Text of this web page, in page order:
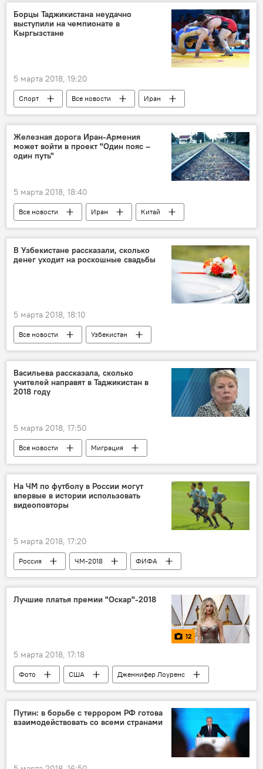
Центральная Азия
Экономика
Борцы Таджикистана неудачно
выступили на чемпионате в
Кыргызстане
5 марта 2018, 19:20
Спорт Все новости
Иран
Казахстан
Кыргызстан
Узбекистан
Бишкек
медаль
Таджикистан: свежие новости спорта
Железная дорога Иран-Армения
может войти в проект "Один пояс –
один путь"
5 марта 2018, 18:40
Все новости Иран
Китай
железная дорога
Центральная Азия
Мир
В Узбекистане рассказали, сколько
денег уходит на роскошные свадьбы
5 марта 2018, 18:10
Все новости
Узбекистан
Шавкат Мирзиёев
свадьба
Экономика
Васильева рассказала, сколько
учителей направят в Таджикистан в
2018 году
5 марта 2018, 17:50
Все новости
Миграция
русский язык
студенты
учеба
вузы
учебники
Новости мигрантов из Центральной Азии в России
На ЧМ по футболу в России могут
впервые в истории использовать
видеоповторы
5 марта 2018, 17:20
Россия ЧМ-2018 ФИФА
Лучшие платья премии "Оскар"-2018
12
5 марта 2018, 17:18
Фото США
Дженнифер Лоуренс
фильм
премия
кино
платье
"Оскар" Знаменитости
Путин: в борьбе с террором РФ готова
взаимодействовать со всеми странами